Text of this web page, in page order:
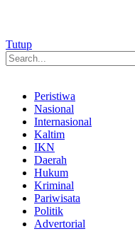
Tutup
Peristiwa
Nasional
Internasional
Kaltim
IKN
Daerah
Hukum
Kriminal
Pariwisata
Politik
Advertorial